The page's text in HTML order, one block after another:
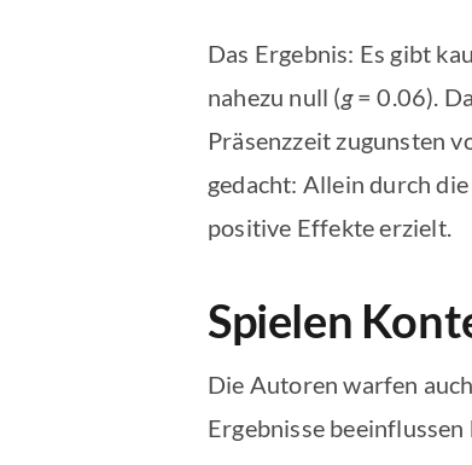
Das Ergebnis: Es gibt
nahezu null (g= 0.06).
Präsenzzeit zugunsten
gedacht: Allein durch
positive Effekte erzielt.
Spielen
Die Autoren warfen
Ergebnisse